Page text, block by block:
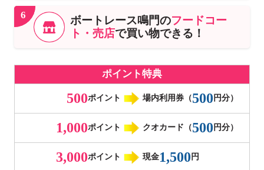
6 ボートレース鳴門のフードコー
ト・売店で買い物できる！
ポイント特典
500ポイント 場内利用券（500 円分）
1,000ポイント クオカード（500 円分）
3,000ポイント 現金1,500 円